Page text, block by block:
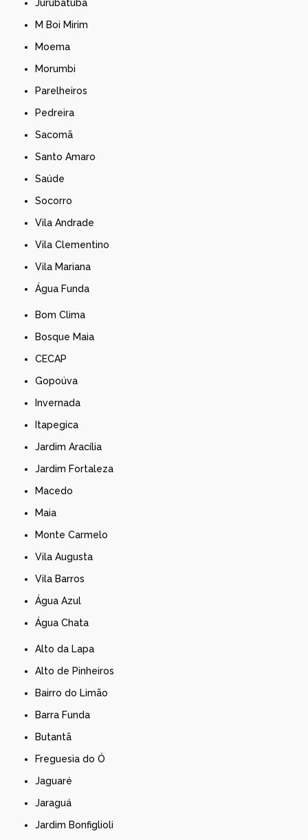
Jurubatuba
M Boi Mirim
Moema
Morumbi
Parelheiros
Pedreira
Sacomã
Santo Amaro
Saúde
Socorro
Vila Andrade
Vila Clementino
Vila Mariana
Água Funda
Bom Clima
Bosque Maia
CECAP
Gopoúva
Invernada
Itapegica
Jardim Aracília
Jardim Fortaleza
Macedo
Maia
Monte Carmelo
Vila Augusta
Vila Barros
Água Azul
Água Chata
Alto da Lapa
Alto de Pinheiros
Bairro do Limão
Barra Funda
Butantã
Freguesia do Ó
Jaguaré
Jaraguá
Jardim Bonfiglioli